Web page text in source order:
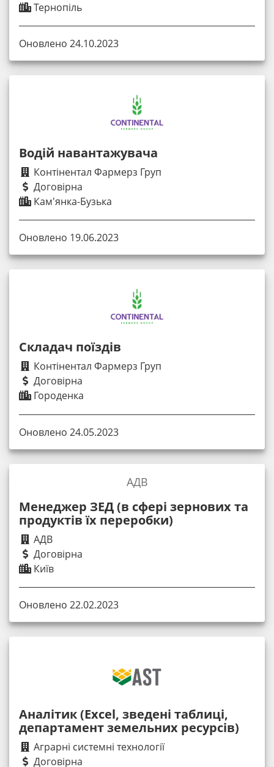
Тернопіль
Оновлено 24.10.2023
Водій навантажувача
Контінентал Фармерз Груп
Договірна
Кам'янка-Бузька
Оновлено 19.06.2023
Складач поїздів
Контінентал Фармерз Груп
Договірна
Городенка
Оновлено 24.05.2023
Менеджер ЗЕД (в сфері зернових та
продуктів їх переробки)
АДВ
Договірна
Київ
АДВ
Оновлено 22.02.2023
Аналітик (Excel, зведені таблиці,
департамент земельних ресурсів)
Аграрні системні технології
Договірна